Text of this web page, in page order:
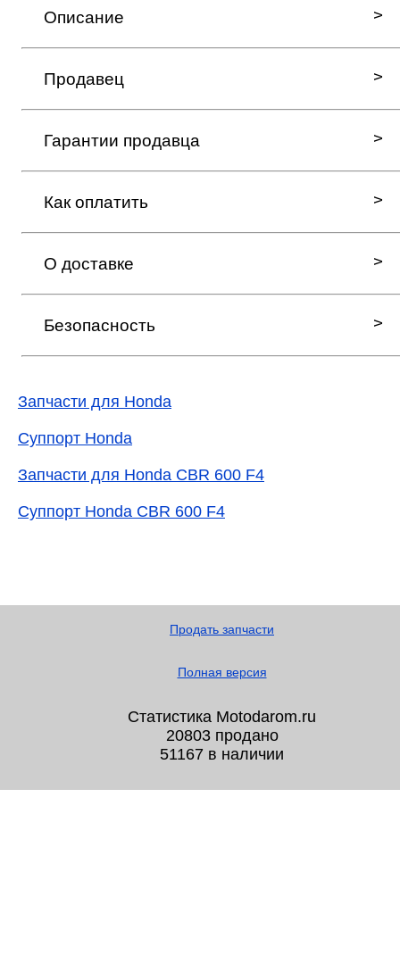
Описание
Продавец
Гарантии продавца
Как оплатить
О доставке
Безопасность
Запчасти для Honda
Суппорт Honda
Запчасти для Honda CBR 600 F4
Суппорт Honda CBR 600 F4
Продать запчасти
Полная версия
Статистика Motodarom.ru
20803 продано
51167 в наличии